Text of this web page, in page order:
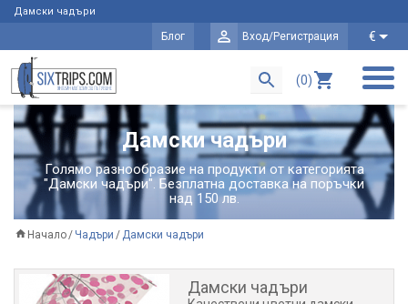
Дамски чадъри
Блог Вход/Регистрация €
(0)
Дамски чадъри
Голямо разнообразие на продукти от категорията
"Дамски чадъри". Безплатна доставка на поръчки
над 150 лв.
Начало Чадъри Дамски чадъри
Дамски чадъри